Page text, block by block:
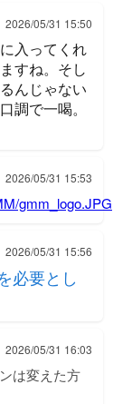
2026/05/31 15:50
入ってくれ
すね。そし
んじゃない
調で一喝。
2026/05/31 15:53
gmm_logo.JPG
2026/05/31 15:56
必要とし
2026/05/31 16:03
は変えた方